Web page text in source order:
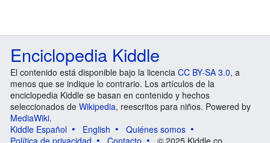
Enciclopedia Kiddle
El contenido está disponible bajo la licencia CC BY-SA 3.0, a
menos que se indique lo contrario. Los artículos de la
enciclopedia Kiddle se basan en contenido y hechos
seleccionados de Wikipedia, reescritos para niños. Powered by
MediaWiki.
Kiddle Español
English
Quiénes somos
Política de privacidad
Contacto © 2025 Kiddle.co